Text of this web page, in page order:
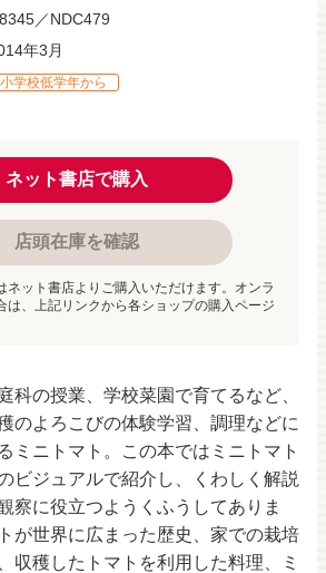
科の授業、学校菜園で育てるなど、
のよろこびの体験学習、調理などに
ミニトマト。この本ではミニトマト
ビジュアルで紹介し、くわしく解説
察に役立つようくふうしてありま
が世界に広まった歴史、家での栽培
収穫したトマトを利用した料理、ミ
／NDC479
年3月
小学校低学年から
ネット書店で購入
店頭在庫を確認
ネット書店よりご購入いただけます。オンラ
は、上記リンクから各ショップの購入ページ